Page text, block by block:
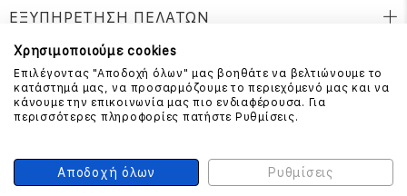
ΕΞΥΠΗΡΕΤΗΣΗ ΠΕΛΑΤΩΝ
ΕΠΙΚΟΙΝΩΝΗΣΤΕ ΜΑΖΙ ΜΑΣ
210 999 4510
Χρησιμοποιούμε cookies
Επιλέγοντας "Αποδοχή όλων" μας βοηθάτε να βελτιώνουμε το
κατάστημά μας, να προσαρμόζουμε το περιεχόμενό μας και να
κάνουμε την επικοινωνία μας πιο ενδιαφέρουσα. Για
περισσότερες πληροφορίες πατήστε Ρυθμίσεις.
Αποδοχή όλων Ρυθμίσεις